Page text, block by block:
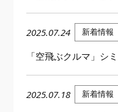
2025.07.24 新着情報
2025.07.18 新着情報